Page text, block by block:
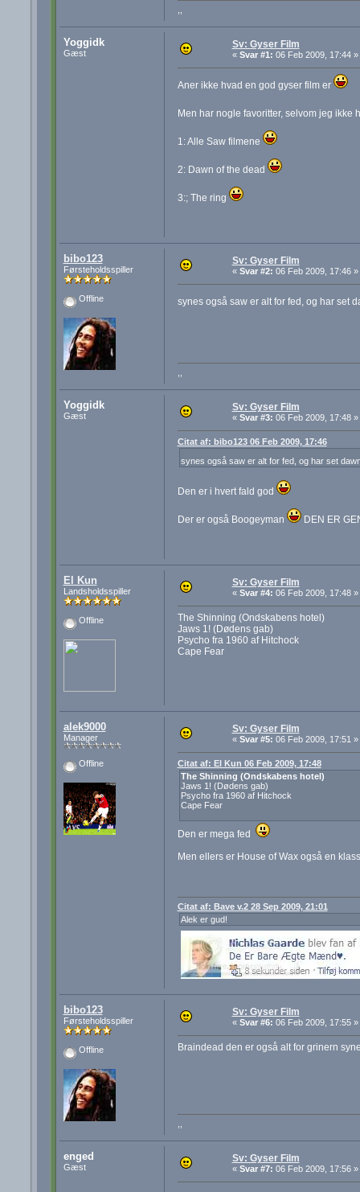
Yoggidk
Gæst
Sv: Gyser Film
« Svar #1: 06 Feb 2009, 17:44 »
Aner ikke hvad en god gyser film er
Men har nogle favoritter, selvom jeg ikke
1: Alle Saw filmene
2: Dawn of the dead
3:; The ring
bibo123
Førsteholdsspiller
Offline
Sv: Gyser Film
« Svar #2: 06 Feb 2009, 17:46 »
synes også saw er alt for fed, og har set
Yoggidk
Gæst
Sv: Gyser Film
« Svar #3: 06 Feb 2009, 17:48 »
Citat af: bibo123 06 Feb 2009, 17:46
synes også saw er alt for fed, og har set
Den er i hvert fald god
Der er også Boogeyman DEN ER
El Kun
Landsholdsspiller
Offline
Sv: Gyser Film
« Svar #4: 06 Feb 2009, 17:48 »
The Shinning (Ondskabens hotel)
Jaws 1! (Dødens gab)
Psycho fra 1960 af Hitchock
Cape Fear
alek9000
Manager
Offline
Sv: Gyser Film
« Svar #5: 06 Feb 2009, 17:51 »
Citat af: El Kun 06 Feb 2009, 17:48
The Shinning (Ondskabens hotel)
Jaws 1! (Dødens gab)
Psycho fra 1960 af Hitchock
Cape Fear
Den er mega fed
Men ellers er House of Wax også en
Citat af: Bave v.2 28 Sep 2009, 21:01
Alek er gud!
bibo123
Førsteholdsspiller
Offline
Sv: Gyser Film
« Svar #6: 06 Feb 2009, 17:55 »
Braindead den er også alt for grinern
enged
Gæst
Sv: Gyser Film
« Svar #7: 06 Feb 2009, 17:56 »